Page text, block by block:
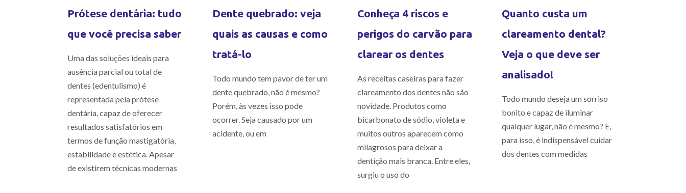
Prótese dentária: tudo
que você precisa saber
Uma das soluções ideais para
ausência parcial ou total de
dentes (edentulismo) é
representada pela prótese
dentária, capaz de oferecer
resultados satisfatórios em
termos de função mastigatória,
estabilidade e estética. Apesar
de existirem técnicas modernas
Dente quebrado: veja
quais as causas e como
tratá-lo
Todo mundo tem pavor de ter um
dente quebrado, não é mesmo?
Porém, às vezes isso pode
ocorrer. Seja causado por um
acidente, ou em
Conheça 4 riscos e
perigos do carvão para
clarear os dentes
As receitas caseiras para fazer
clareamento dos dentes não são
novidade. Produtos como
bicarbonato de sódio, violeta e
muitos outros aparecem como
milagrosos para deixar a
dentição mais branca. Entre eles,
surgiu o uso do
Quanto custa um
clareamento dental?
Veja o que deve ser
analisado!
Todo mundo deseja um sorriso
bonito e capaz de iluminar
qualquer lugar, não é mesmo? E,
para isso, é indispensável cuidar
dos dentes com medidas